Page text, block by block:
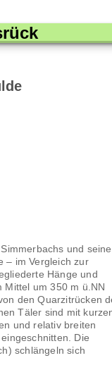
und
– im Vergleich zur
Hänge und
Mittel um 350 m ü.NN
den Quarzitrücken
Täler sind mit
und relativ breiten
Die
schlängeln sich